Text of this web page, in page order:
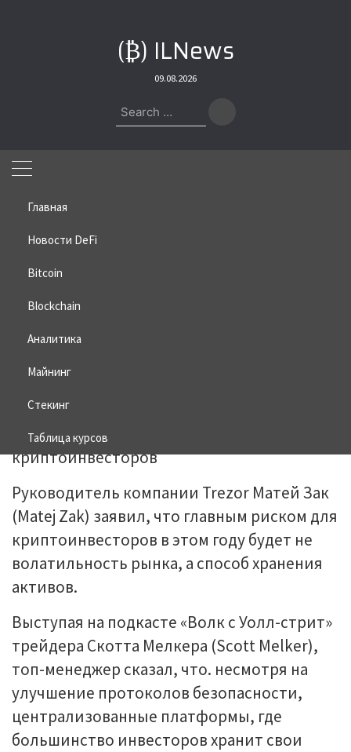
(₿) ILNews
09.08.2026
Search
for:
Главная
Новости DeFi
Bitcoin
Blockchain
Аналитика
Майнинг
Стекинг
Таблица курсов
Home»Bitcoin
для криптоинвесторов
Руководитель компании Trezor Матей Зак
(Matej Zak) заявил, что главным риском для
криптоинвесторов в этом году будет не
волатильность рынка, а способ хранения
активов.
Выступая на подкасте «Волк с Уолл-стрит»
трейдера Скотта Мелкера (Scott Melker),
топ-менеджер сказал, что. несмотря на
улучшение протоколов безопасности,
централизованные платформы, где
большинство инвесторов хранит свои